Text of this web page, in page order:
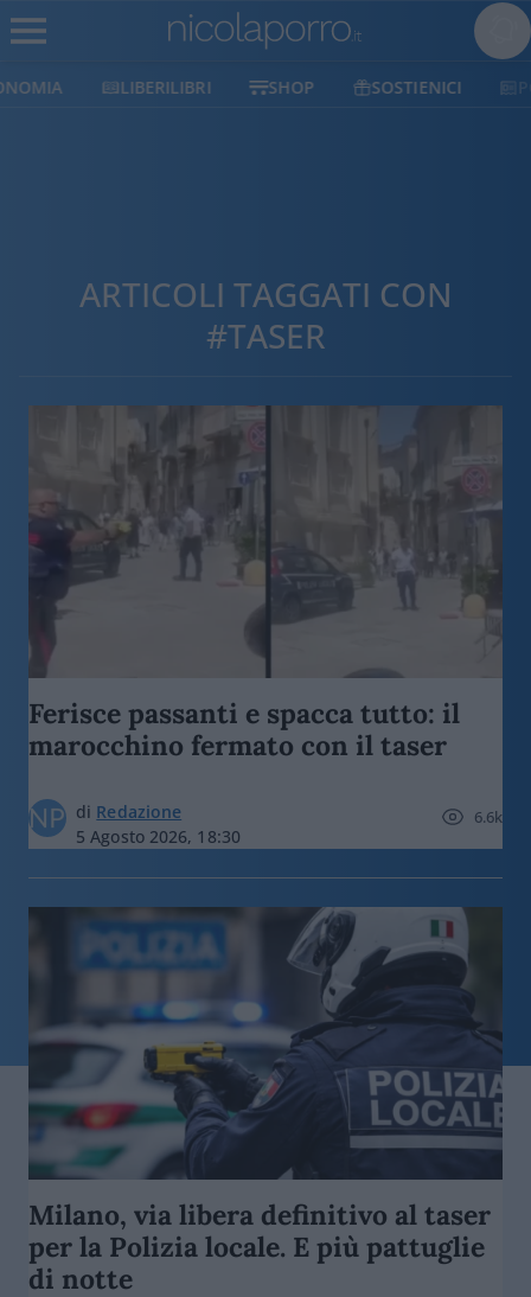
LIBERILIBRI SHOP SOSTIENICI POLITICO
ARTICOLI TAGGATI CON
#TASER
Ferisce passanti e spacca tutto: il
marocchino fermato con il taser
di Redazione
5 Agosto 2026, 18:30
6.6k
Milano, via libera definitivo al taser
per la Polizia locale. E più pattuglie
di notte